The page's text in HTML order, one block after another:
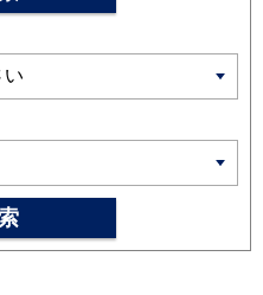
RAS-AJ25N
RAS-V25M RAS-ZJ25M
SRK2525R
SRK2523T SRK2523R